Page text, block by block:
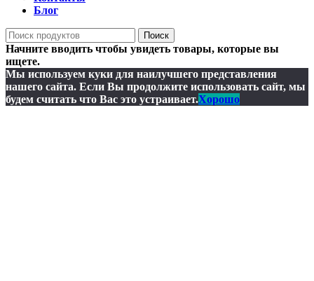
Блог
Поиск
Начните вводить чтобы увидеть товары, которые вы
ищете.
Мы используем куки для наилучшего представления
нашего сайта. Если Вы продолжите использовать сайт, мы
будем считать что Вас это устраивает.Хорошо